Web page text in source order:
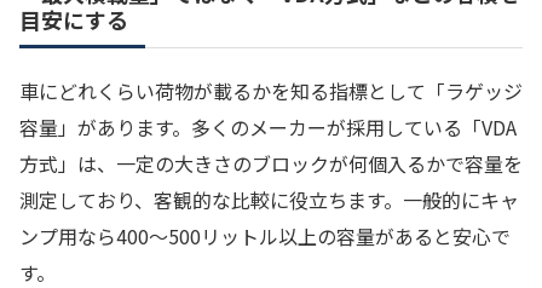
目安にする
車にどれくらい荷物が載るかを知る指標として「ラゲッジ
容量」があります。多くのメーカーが採用している「VDA
方式」は、一定の大きさのブロックが何個入るかで容量を
測定しており、客観的な比較に役立ちます。一般的にキャ
ンプ用なら400〜500リットル以上の容量があると安心で
す。